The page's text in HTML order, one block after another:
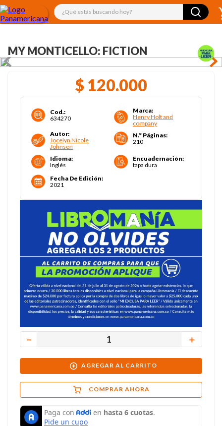
¿Qué estás buscando hoy?
MY MONTICELLO: FICTION
$ 120.000
Cod.:
634270
Marca:
Henry Holt and
company
Autor:
Jocelyn Nicole
Johnson
N.° Páginas:
210
Idioma:
Inglés
Encuadernación:
tapa dura
Fecha De Edición:
2021
＋
－
AGREGAR AL CARRITO
COMPRAR AHORA